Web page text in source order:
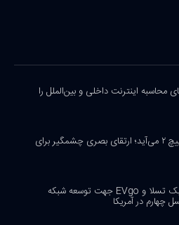
محاسبه اینترنت داخلی و بین‌الملل را
ماینکرفت به سوییچ ۲ می‌آید؛ ارتقای بصری چشمگیر برای
همکاری استراتژیک تسلا و EVgo جهت توسعه شبکه
چهارم در آمریکا